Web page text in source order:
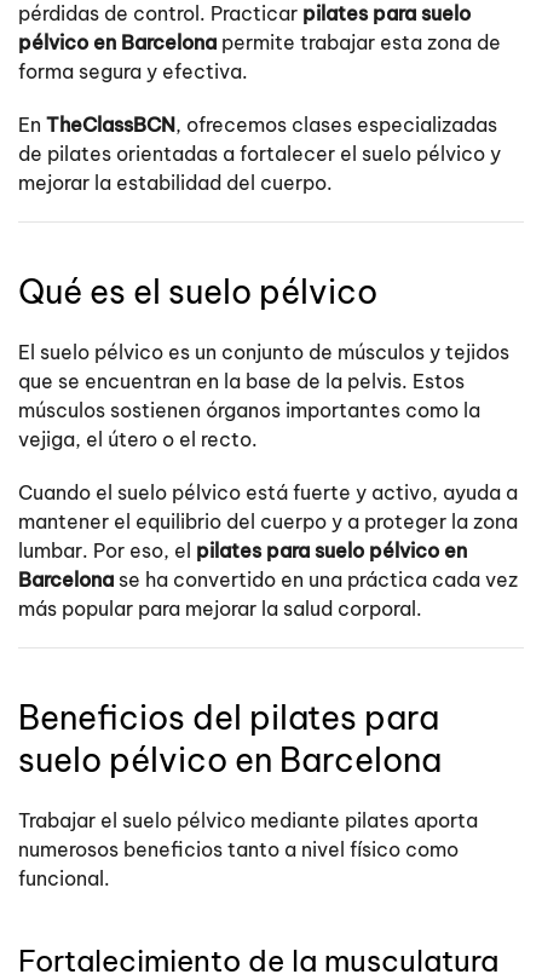
pérdidas de control. Practicar pilates para suelo
pélvico en Barcelona permite trabajar esta zona de
forma segura y efectiva.
En TheClassBCN, ofrecemos clases especializadas
de pilates orientadas a fortalecer el suelo pélvico y
mejorar la estabilidad del cuerpo.
Qué es el suelo pélvico
El suelo pélvico es un conjunto de músculos y tejidos
que se encuentran en la base de la pelvis. Estos
músculos sostienen órganos importantes como la
vejiga, el útero o el recto.
Cuando el suelo pélvico está fuerte y activo, ayuda a
mantener el equilibrio del cuerpo y a proteger la zona
lumbar. Por eso, el pilates para suelo pélvico en
Barcelona se ha convertido en una práctica cada vez
más popular para mejorar la salud corporal.
Beneficios del pilates para
suelo pélvico en Barcelona
Trabajar el suelo pélvico mediante pilates aporta
numerosos beneficios tanto a nivel físico como
funcional.
Fortalecimiento de la musculatura